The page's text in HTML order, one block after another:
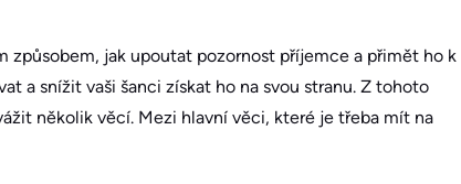
způsobem, jak upoutat pozornost příjemce a přimět ho k
a snížit vaši šanci získat ho na svou stranu. Z tohoto
několik věcí. Mezi hlavní věci, které je třeba mít na